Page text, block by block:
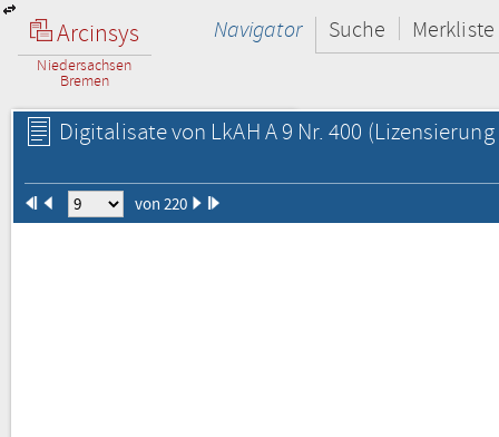
Arcinsys
Niedersachsen
Bremen
Navigator Suche Merkliste
Digitalisate von LkAH A 9 Nr. 400
von 220